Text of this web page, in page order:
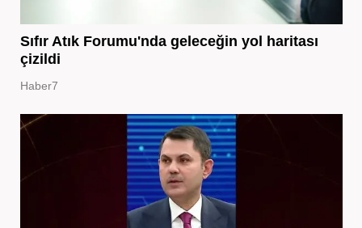
Sıfır Atık Forumu'nda geleceğin yol haritası
çizildi
Haber7